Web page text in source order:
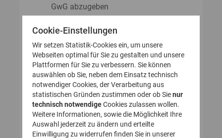
GwG abzugeben
GwG zu stellen
So legen Sie Ihr Nutzerkonto für
das Transparenzregister an
(Registrierung):
Cookie-Einstellungen
Wir setzen Statistik-Cookies ein, um unsere
Webseiten optimal für Sie zu gestalten und unsere
Plattformen für Sie zu verbessern. Sie können
auswählen ob Sie, neben dem Einsatz technisch
notwendiger Cookies, der Verarbeitung aus
statistischen Gründen zustimmen oder ob Sienur
technisch notwendigeCookies zulassen wollen.
Weitere Informationen, sowie die Möglichkeit Ihre
Auswahl jederzeit zu ändern und erteilte
Einwilligung zu widerrufen finden Sie in unserer